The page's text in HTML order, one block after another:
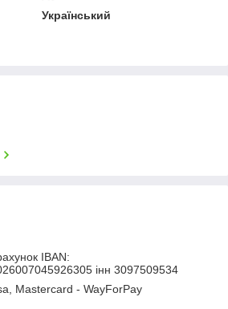
Український
IBAN:
інн 3097509534
Mastercard - WayForPay